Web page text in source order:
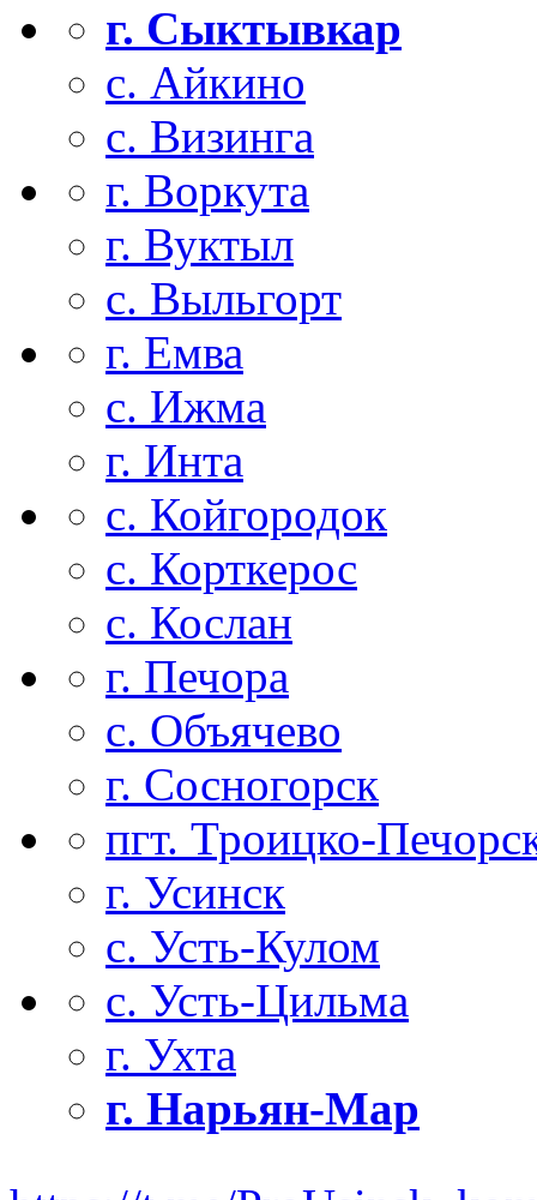
г. Сыктывкар
с. Айкино
с. Визинга
г. Воркута
г. Вуктыл
с. Выльгорт
г. Емва
с. Ижма
г. Инта
с. Койгородок
с. Корткерос
с. Кослан
г. Печора
с. Объячево
г. Сосногорск
пгт. Троицко-
г. Усинск
с. Усть-Кулом
с. Усть-Цильма
г. Ухта
г. Нарьян-Мар